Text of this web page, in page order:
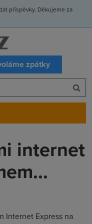
příspěvky. Děkujeme za
zpátky
internet
Internet Express na